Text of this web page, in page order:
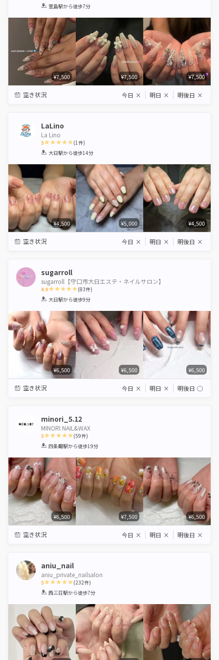
1 2 3 4 5
萱島駅から徒歩7分
¥7,500 ¥7,500 ¥7,500
空き状況 今日 × 明日 × 明後日 ×
LaLino
La Lino
5
1 2 3 4 5
(1件)
大日駅から徒歩14分
¥4,500 ¥5,000 ¥4,500
空き状況 今日 × 明日 × 明後日 ×
sugarroll
sugarroll【守口市大日エステ・ネイルサロン】
4.9
1 2 3 4 5
(83件)
大日駅から徒歩9分
¥6,500 ¥6,500 ¥6,500
空き状況 今日 × 明日 × 明後日 ◯
minori_5.12
MINORI NAIL&WAX
5
1 2 3 4 5
(59件)
四条畷駅から徒歩19分
¥6,500 ¥7,500 ¥6,500
空き状況 今日 × 明日 × 明後日 ×
aniu_nail
aniu_private_nailsalon
5
1 2 3 4 5
(232件)
西三荘駅から徒歩7分